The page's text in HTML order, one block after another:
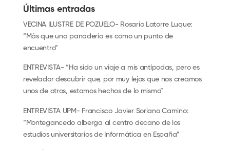
Últimas entradas
VECINA ILUSTRE DE POZUELO- Rosario Latorre Luque:
“Más que una panadería es como un punto de
encuentro”
ENTREVISTA- “Ha sido un viaje a mis antípodas, pero es
revelador descubrir que, por muy lejos que nos creamos
unos de otros, estamos hechos de lo mismo”
ENTREVISTA UPM- Francisco Javier Soriano Camino:
“Montegancedo alberga al centro decano de los
estudios universitarios de Informática en España”